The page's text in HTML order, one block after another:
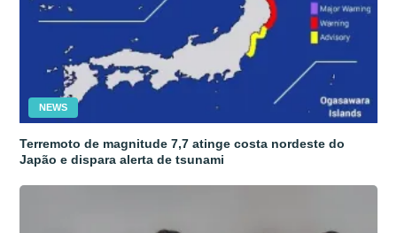
NEWS
Terremoto de magnitude 7,7 atinge costa nordeste do
Japão e dispara alerta de tsunami